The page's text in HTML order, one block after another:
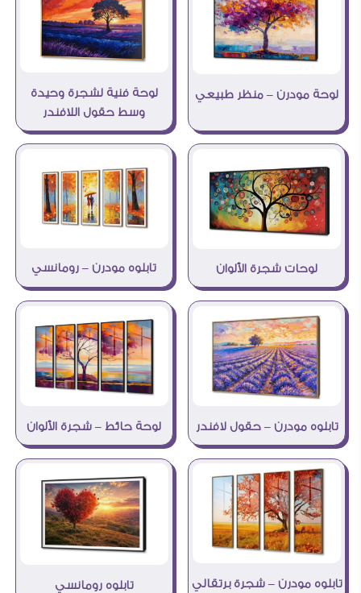
لوحة مودرن – منظر طبيعي
لوحة فنية لشجرة وحيدة
وسط حقول اللافندر
لوحات شجرة الألوان تابلوه مودرن – رومانسي
تابلوه مودرن – حقول لافندر لوحة حائط – شجرة الألوان
تابلوه مودرن – شجرة برتقالي تابلوه رومانسي